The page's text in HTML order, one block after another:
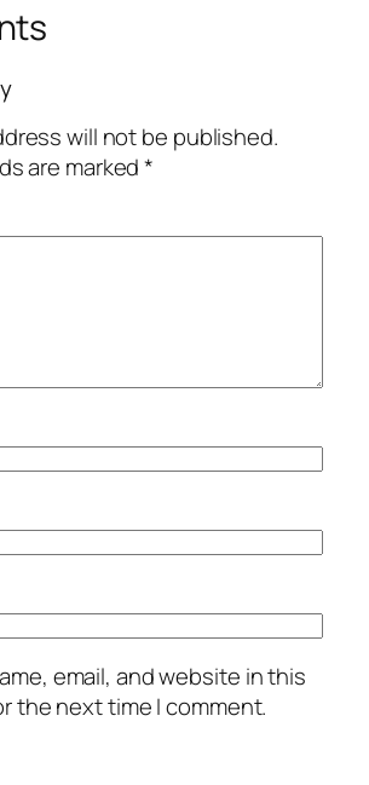
will not be published.
are marked*
email, and website in this
the next time I comment.